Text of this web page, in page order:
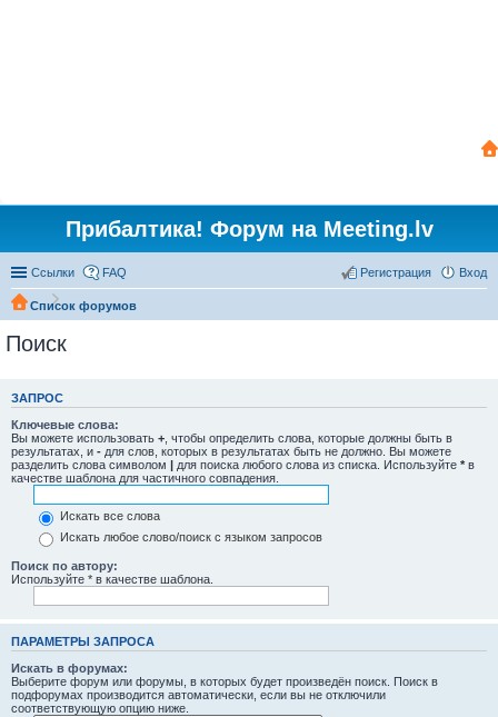
Прибалтика! Форум на Meeting.lv
Ссылки FAQ Вход
Регистрация
Список форумов
Поиск
ЗАПРОС
Ключевые слова:
Вы можете использовать + , чтобы определить слова, которые должны быть в
результатах, и - для слов, которых в результатах быть не должно. Вы можете
разделить слова символом | для поиска любого слова из списка. Используйте * в
качестве шаблона для частичного совпадения.
Искать все слова
Искать любое слово/поиск с языком запросов
Поиск по автору:
Используйте * в качестве шаблона.
ПАРАМЕТРЫ ЗАПРОСА
Искать в форумах:
Выберите форум или форумы, в которых будет произведён поиск. Поиск в
подфорумах производится автоматически, если вы не отключили
соответствующую опцию ниже.